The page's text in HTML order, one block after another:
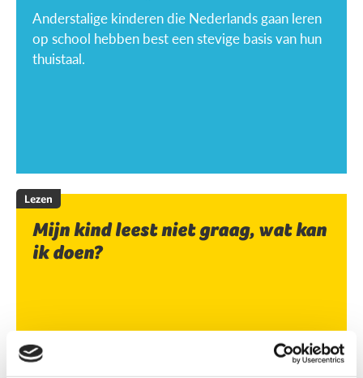
Anderstalige kinderen die Nederlands gaan leren
op school hebben best een stevige basis van hun
thuistaal.
Lezen
Mijn kind leest niet graag, wat kan
ik doen?